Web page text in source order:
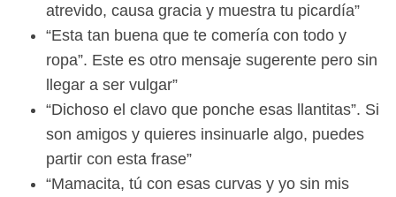
atrevido, causa gracia y muestra tu picardía”
“Esta tan buena que te comería con todo y
ropa”. Este es otro mensaje sugerente pero sin
llegar a ser vulgar”
“Dichoso el clavo que ponche esas llantitas”. Si
son amigos y quieres insinuarle algo, puedes
partir con esta frase”
“Mamacita, tú con esas curvas y yo sin mis